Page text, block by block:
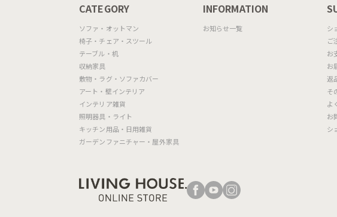
CATEGORY
ソファ・オットマン
椅子・チェア・スツール
テーブル・机
収納家具
敷物・ラグ・ソファカバー
アート・壁インテリア
インテリア雑貨
照明器具・ライト
キッチン用品・日用雑貨
ガーデンファニチャー・屋外家具
INFORMATION
お知らせ一覧
シ
ご
お
お
返
そ
よ
お
シ